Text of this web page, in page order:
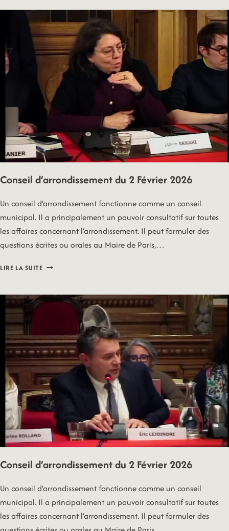
2
FÉVRIER
2026
Conseil d’arrondissement du 2 Février 2026
Un conseil d’arrondissement fonctionne comme un conseil
municipal. Il a principalement un pouvoir consultatif sur toutes
les affaires concernant l’arrondissement. Il peut formuler des
questions écrites ou orales au Maire de Paris,…
LIRE LA SUITECONSEIL
2
Conseil d’arrondissement du 2 Février 2026
Un conseil d’arrondissement fonctionne comme un conseil
municipal. Il a principalement un pouvoir consultatif sur toutes
les affaires concernant l’arrondissement. Il peut formuler des